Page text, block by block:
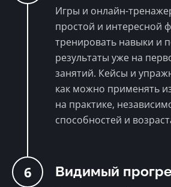
Игры и онлайн-
простой и интересной
тренировать навыки и
результаты уже на
занятий. Кейсы и
как можно применять
на практике,
способностей и
6 Видимый